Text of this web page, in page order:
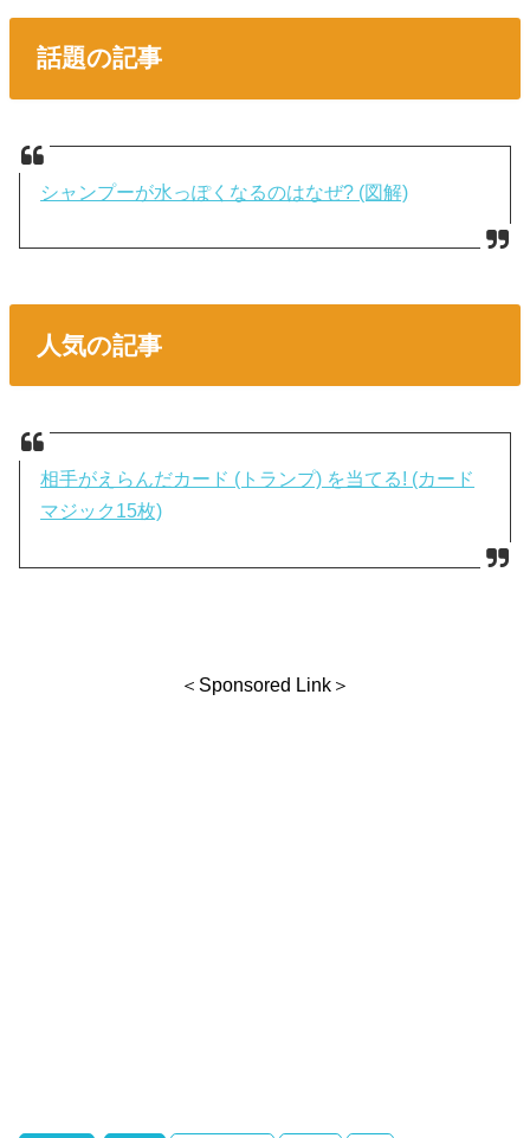
話題の記事
シャンプーが水っぽくなるのはなぜ? (図解)
人気の記事
相手がえらんだカード (トランプ) を当てる! (カード
マジック15枚)
＜Sponsored Link＞